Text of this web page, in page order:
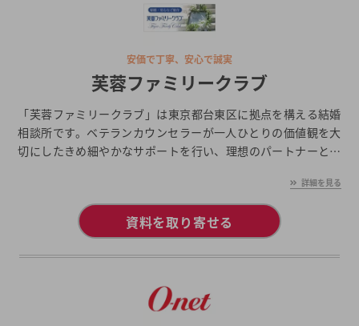
安価で丁寧、安心で誠実
芙蓉ファミリークラブ
「芙蓉ファミリークラブ」は東京都台東区に拠点を構える結婚
相談所です。ベテランカウンセラーが一人ひとりの価値観を大
切にしたきめ細やかなサポートを行い、理想のパートナーとの
詳細を見る
資料を取り寄せる